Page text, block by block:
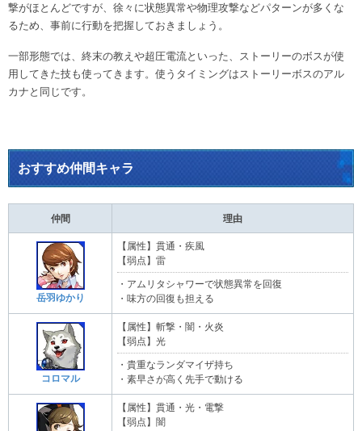
撃がほとんどですが、徐々に状態異常や物理攻撃などパターンが多くな
るため、事前に行動を把握しておきましょう。
一部形態では、終末の教えや超圧電流といった、ストーリーのボスが使
用してきた技も使ってきます。使うタイミングはストーリーボスのアル
カナと同じです。
おすすめ仲間キャラ
仲間 理由
岳羽ゆかり
【属性】貫通・疾風
【弱点】雷
・アムリタシャワーで状態異常を回復
・味方の回復も担える
コロマル
【属性】斬撃・闇・火炎
【弱点】光
・貴重なランダマイザ持ち
・素早さが高く先手で動ける
【属性】貫通・光・電撃
【弱点】闇